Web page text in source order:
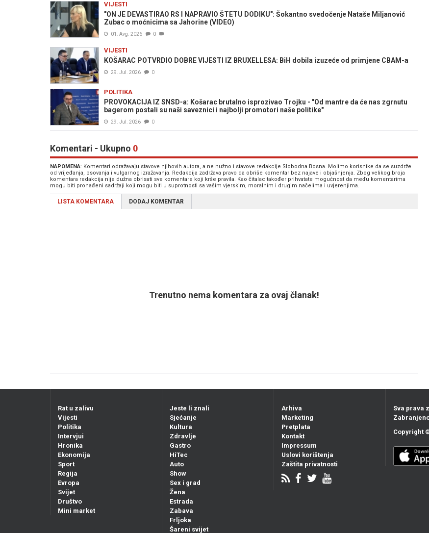
VIJESTI
"ON JE DEVASTIRAO RS I NAPRAVIO ŠTETU DODIKU": Šokantno svedočenje Nataše Miljanović
Zubac o moćnicima sa Jahorine (VIDEO)
01. Avg. 2026 0
VIJESTI
KOŠARAC POTVRDIO DOBRE VIJESTI IZ BRUXELLESA: BiH dobila izuzeće od primjene CBAM-a
29. Jul. 2026 0
POLITIKA
PROVOKACIJA IZ SNSD-a: Košarac brutalno isprozivao Trojku - "Od mantre da će nas zgrnutu
bagerom postali su naši saveznici i najbolji promotori naše politike"
29. Jul. 2026 0
Komentari - Ukupno 0
NAPOMENA: Komentari odražavaju stavove njihovih autora, a ne nužno i stavove redakcije Slobodna Bosna. Molimo korisnike da se suzdrže
od vrijeđanja, psovanja i vulgarnog izražavanja. Redakcija zadržava pravo da obriše komentar bez najave i objašnjenja. Zbog velikog broja
komentara redakcija nije dužna obrisati sve komentare koji krše pravila. Kao čitalac također prihvatate mogućnost da među komentarima
mogu biti pronađeni sadržaji koji mogu biti u suprotnosti sa vašim vjerskim, moralnim i drugim načelima i uvjerenjima.
LISTA KOMENTARA DODAJ KOMENTAR
Trenutno nema komentara za ovaj članak!
Rat u zalivu
Vijesti
Politika
Intervjui
Hronika
Ekonomija
Sport
Regija
Evropa
Svijet
Društvo
Mini market
Jeste li znali
Sjećanje
Kultura
Zdravlje
Gastro
HiTec
Auto
Show
Sex i grad
Žena
Estrada
Zabava
Frljoka
Šareni svijet
Arhiva
Marketing
Pretplata
Kontakt
Impressum
Uslovi korištenja
Zaštita privatnosti
Sva prava
Copyright